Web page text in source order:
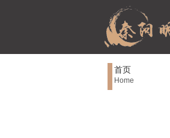
首页
Home